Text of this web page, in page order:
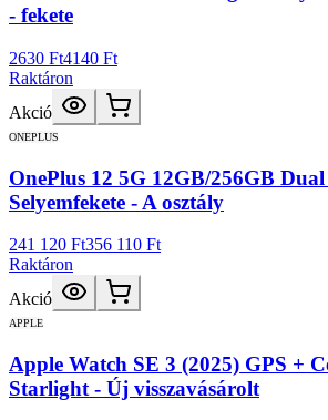
- fekete
2630 Ft4140 Ft
Raktáron
Akció
ONEPLUS
OnePlus 12 5G 12GB/256GB
Selyemfekete - A osztály
241 120 Ft356 110 Ft
Raktáron
Akció
APPLE
Apple Watch SE 3 (2025) GPS +
Starlight - Új visszavásárolt